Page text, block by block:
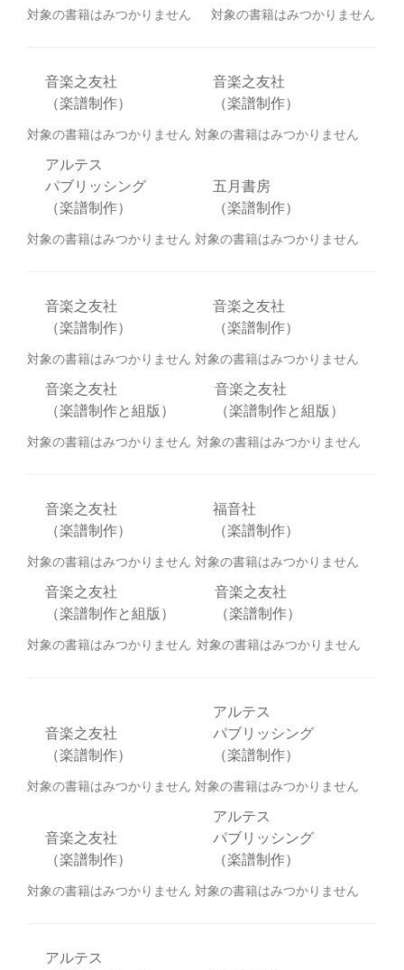
対象の書籍はみつかりません 対象の書籍はみつかりません
音楽之友社
（楽譜制作）
対象の書籍はみつかりません
音楽之友社
（楽譜制作）
対象の書籍はみつかりません
アルテス
パブリッシング
（楽譜制作）
対象の書籍はみつかりません
五月書房
（楽譜制作）
対象の書籍はみつかりません
音楽之友社
（楽譜制作）
対象の書籍はみつかりません
音楽之友社
（楽譜制作）
対象の書籍はみつかりません
音楽之友社
（楽譜制作と組版）
対象の書籍はみつかりません
音楽之友社
（楽譜制作と組版）
対象の書籍はみつかりません
音楽之友社
（楽譜制作）
対象の書籍はみつかりません
福音社
（楽譜制作）
対象の書籍はみつかりません
音楽之友社
（楽譜制作と組版）
対象の書籍はみつかりません
音楽之友社
（楽譜制作）
対象の書籍はみつかりません
音楽之友社
（楽譜制作）
対象の書籍はみつかりません
アルテス
パブリッシング
（楽譜制作）
対象の書籍はみつかりません
音楽之友社
（楽譜制作）
対象の書籍はみつかりません
アルテス
パブリッシング
（楽譜制作）
対象の書籍はみつかりません
アルテス